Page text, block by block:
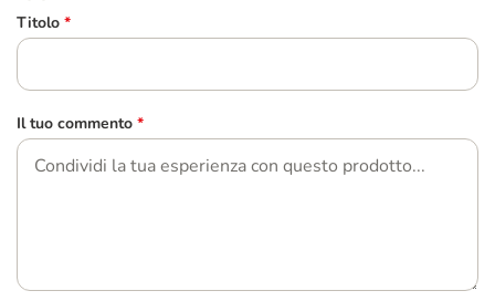
Titolo *
Il tuo commento *